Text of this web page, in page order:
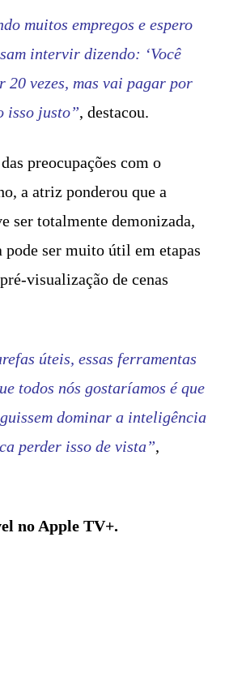
muitos empregos e espero
intervir dizendo: ‘Você
20 vezes, mas vai pagar por
isso justo”, destacou.
preocupações com o
a atriz ponderou que a
ser totalmente demonizada,
pode ser muito útil em etapas
visualização de cenas
úteis, essas ferramentas
todos nós gostaríamos é que
dominar a inteligência
perder isso de vista”,
no Apple TV+.